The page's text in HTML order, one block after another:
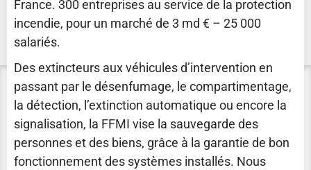
France. 300 entreprises au service de la protection
incendie, pour un marché de 3 md € – 25 000
salariés.
Des extincteurs aux véhicules d’intervention en
passant par le désenfumage, le compartimentage,
la détection, l’extinction automatique ou encore la
signalisation, la FFMI vise la sauvegarde des
personnes et des biens, grâce à la garantie de bon
fonctionnement des systèmes installés. Nous